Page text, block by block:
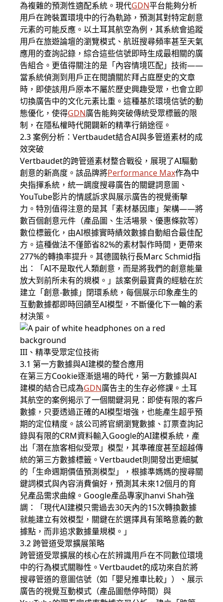
為複雜的預測性適配系統。現代GDN平台能夠分析
用戶在跨裝置環境中的行為軌跡，預測其對特定創意
元素的可能反應。以土耳其航空為例，其系統會追蹤
用戶在旅遊論壇的瀏覽模式、航班搜尋頻率甚至天氣
應用的查詢記錄，綜合這些信號即時生成最相關的廣
告組合。更值得關注的是「內容情境匹配」技術——
當系統偵測到用戶正在閱讀關於拜占庭歷史的文章
時，即使該用戶原本不屬於歷史興趣受眾，也會立即
切換廣告中的文化元素比重。這種基於環境信號的動
態優化，使得GDN廣告能夠突破傳統受眾標籤的限
制，在隱私權時代開闢新的精準行銷途徑。
2.3 案例分析：Vertbaudet結合AI與多管道素材的成
效突破
Vertbaudet的跨管道素材整合戰役，展現了AI驅動
創意的新高度。該品牌將Performance Max作為中
央指揮系統，統一調度搜尋廣告的關鍵詞意圖、
YouTube影片的情感訴求與展示廣告的視覺衝擊
力。特別值得注意的是其「素材基因庫」架構——將
數百個創意元件（產品圖、生活場景、優惠條款等）
數位標籤化，由AI根據實時績效數據自動組合最佳配
方。這種做法不僅節省82%的素材製作時間，更帶來
277%的轉換率提升。其德國執行長Marc Schmid指
出：「AI不是取代人類創意，而是將我們的創意能量
放大到前所未有的規模。」該案例最寶貴的經驗在於
建立「創意-數據」閉環系統，每個展示印象產生的
互動數據都即時回饋至AI模型，不斷優化下一輪的素
材決策。
III、精準受眾定位技術
3.1 第一方數據與AI建模的整合應用
在第三方Cookie逐漸退場的時代，第一方數據與AI
建模的結合已成為GDN廣告主的生存必修課。土耳
其航空的案例揭示了一個關鍵洞見：即使有限的客戶
數據，只要透過正確的AI模型增強，也能產生超乎預
期的定位精度。該公司將官網瀏覽數據、訂票查詢記
錄與有限的CRM資料輸入Google的AI建模系統，產
出「潛在旅客相似受眾」模型，其準確度甚至超越傳
統的第三方數據標籤。Vertbaudet則開發出更細膩
的「生命週期價值預測模型」，根據準媽媽的搜尋關
鍵詞模式與內容消費偏好，預測其未來12個月的育
兒產品需求曲線。Google產品專家Jhanvi Shah強
調：「現代AI建模只需過去30天內的15次轉換數據
就能建立有效模型，關鍵在於選擇具有策略意義的數
據點，而非追求數據量規模。」
3.2 跨管道受眾擴展策略
跨管道受眾擴展的核心在於辨識用戶在不同數位環境
中的行為模式關聯性。Vertbaudet的成功來自於將
搜尋管道的意圖信號（如「嬰兒推車比較」）、展示
廣告的視覺互動模式（產品圖懸停時間）與